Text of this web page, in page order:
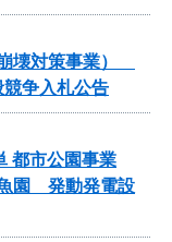
壊対策事業）
争入札公告
都市公園事業
魚園 発動発電設